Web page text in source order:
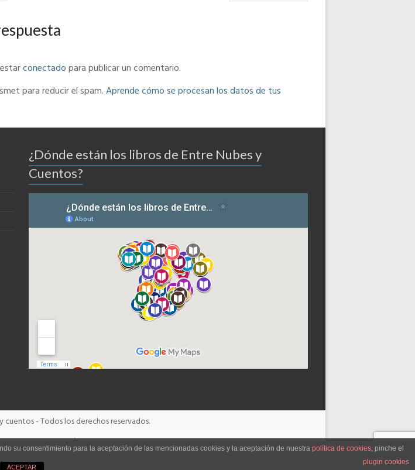
conectadopara publicar un comentario.
para reducir el spam.Aprende cómo se procesan los datos de tus
¿Dónde están los libros de Entre Nubes y
Cuentos?
cuentos- Todos los derechos reservados.
Aviso Legal Política de cookies
su consentimiento para la aceptación de las mencionadas cookies y la aceptación de nuestra política de cookies, pinche el
plugin cookies
ACEPTAR